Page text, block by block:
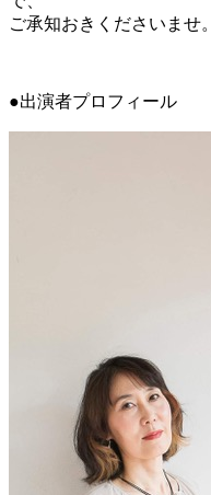
ご承知おきくださいませ。
●出演者プロフィール